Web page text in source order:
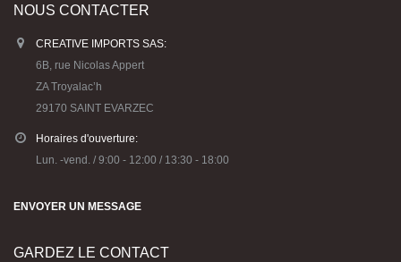
NOUS CONTACTER
CREATIVE IMPORTS SAS:
6B, rue Nicolas Appert
ZA Troyalac’h
29170 SAINT EVARZEC
Horaires d'ouverture:
Lun. -vend. / 9:00 - 12:00 / 13:30 - 18:00
ENVOYER UN MESSAGE
GARDEZ LE CONTACT